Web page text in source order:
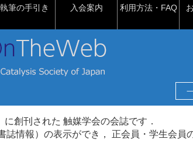
執筆の手引き 入会案内 利用方法・FAQ
創刊された 触媒学会の会誌です．
情報）の表示ができ， 正会員・学生会員